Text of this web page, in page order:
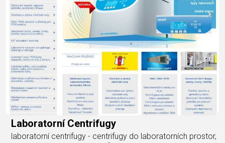
Laboratorní Centrifugy
laboratorní centrifugy - centrifugy do laboratorních prostor,